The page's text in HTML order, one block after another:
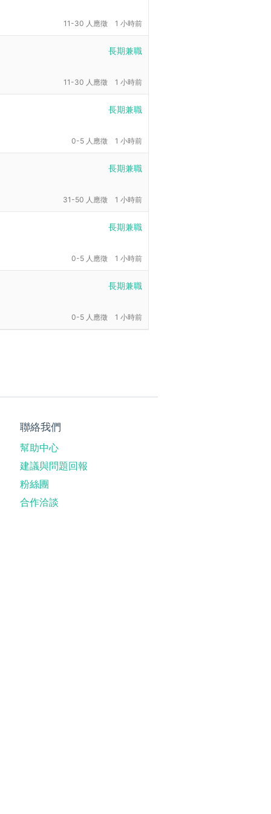
11-30 人應徵 1 小時前
長期兼職
11-30 人應徵 1 小時前
長期兼職
0-5 人應徵 1 小時前
長期兼職
31-50 人應徵 1 小時前
長期兼職
0-5 人應徵 1 小時前
長期兼職
0-5 人應徵 1 小時前
聯絡我們
幫助中心
建議與問題回報
粉絲團
合作洽談